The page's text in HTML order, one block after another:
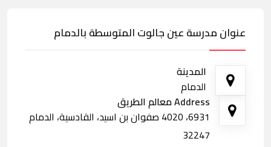
عنوان مدرسة عين جالوت المتوسطة بالدمام
المدينة
الدمام
Address معالم الطريق
6931، 4020 صفوان بن اسيد، القادسية، الدمام
32247